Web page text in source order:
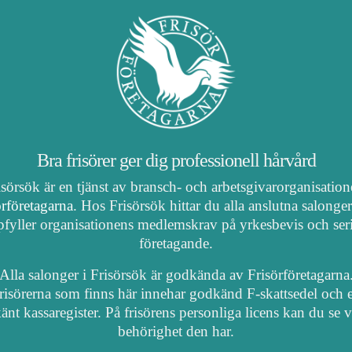
Bra frisörer ger dig professionell hårvård
är en tjänst av bransch- och
. Hos Frisörsök hittar du alla anslutna
organisationens medlemskrav på yrkesbevis och
företagande.
Alla salonger i Frisörsök är godkända av
som finns här innehar godkänd F-skattsedel och
kassaregister. På frisörens personliga licens kan du se
behörighet den har.